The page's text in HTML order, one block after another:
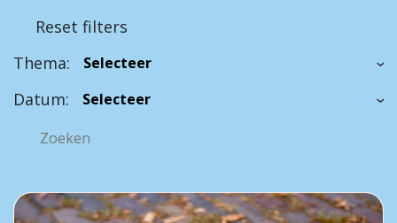
Reset filters
Thema:
Datum: